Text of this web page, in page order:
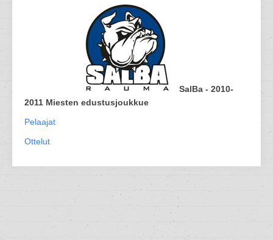
SalBa - 2010-
2011 Miesten edustusjoukkue
Pelaajat
Ottelut